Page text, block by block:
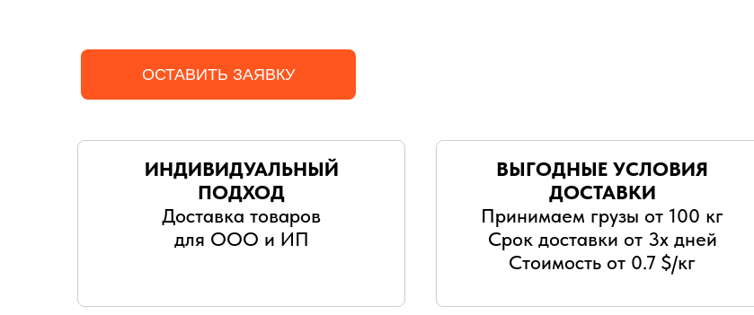
ОСТАВИТЬ ЗАЯВКУ
ВЫГОДНЫЕ УСЛОВИЯ
ДОСТАВКИ
Принимаем грузы от 100 кг
Срок доставки от 3х дней
Стоимость от 0.7 $/кг
ИНДИВИДУАЛЬНЫЙ
ПОДХОД
Доставка товаров
для ООО и ИП